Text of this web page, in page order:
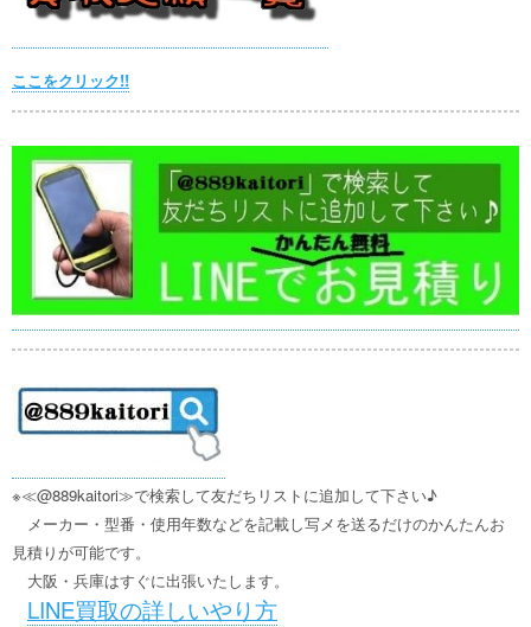
ここをクリック!!
※≪@889kaitori≫で検索して友だちリストに追加して下さい♪
メーカー・型番・使用年数などを記載し写メを送るだけのかんたんお
見積りが可能です。
大阪・兵庫はすぐに出張いたします。
LINE買取の詳しいやり方